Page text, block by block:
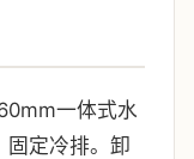
一体式水
固定冷排。卸